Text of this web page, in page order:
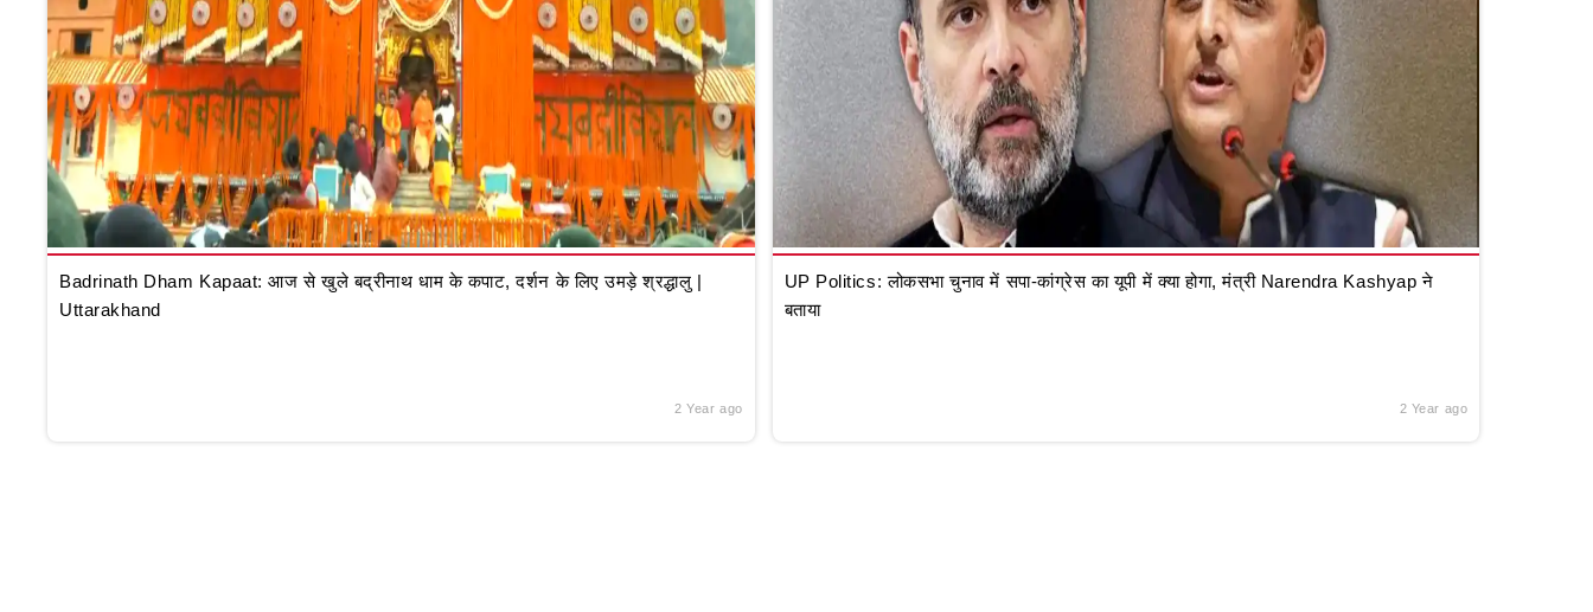
Badrinath Dham Kapaat: आज से खुले बद्रीनाथ धाम के कपाट, दर्शन के लिए उमड़े श्रद्धालु |
Uttarakhand
2 Year ago
UP Politics: लोकसभा चुनाव में सपा-कांग्रेस का यूपी में क्या होगा, मंत्री Narendra Kashyap ने
बताया
2 Year ago